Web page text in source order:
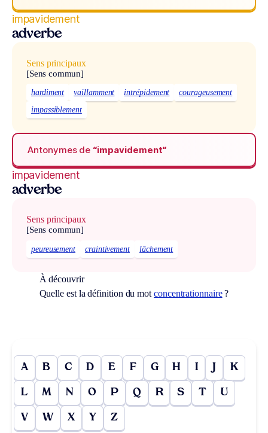
impavidement
adverbe
Sens principaux
[Sens commun]
hardiment vaillamment intrépidement
courageusement
impassiblement
Antonymes de “impavidement“
impavidement
adverbe
Sens principaux
[Sens commun]
peureusement craintivement lâchement
À découvrir
Quelle est la définition du motconcentrationnaire?
A B C D E F G H I J K
L M N O P Q R S T U
V W X Y Z